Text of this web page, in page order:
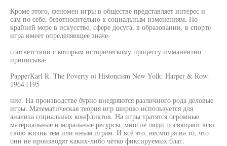
Кроме этого, феномен игры в обществе представляет интерес и
сам по себе, безотносительно к социальным изменениям. По
крайней мере в искусстве, сфере досуга, в образовании, в спорте
игра имеет определяющее значе-
соответствии с которым историческому процессу имманентно
приписыва-
PapperKarl R. The Poverty oi Histoncism New Yolk: Harper & Row.
1964 (195
ние. На производстве бурно внедряются различного рода деловые
игры. Математическая теория игр широко используется для
анализа социальных конфликтов. На игры тратятся огромные
материальные и моральные ресурсы, многие люди посвящают всю
свою жизнь тем или иным играм. И всё это, несмотря на то, что
они не производят каких-либо чётко фиксируемых благ.